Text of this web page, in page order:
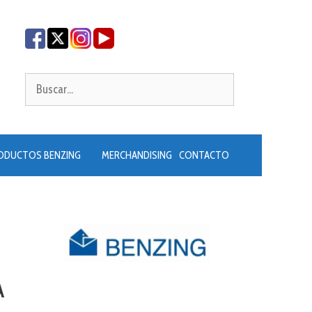
Buscar:
BENZING MERCHANDISING CONTACTO